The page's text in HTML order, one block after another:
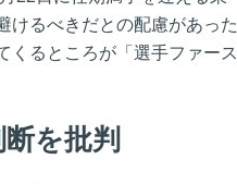
けるべきだとの配慮があった
くるところが「選手ファース
を批判